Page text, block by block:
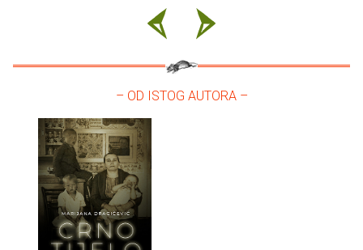
– OD ISTOG AUTORA –